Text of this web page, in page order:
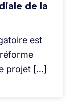
de la
est
projet […]